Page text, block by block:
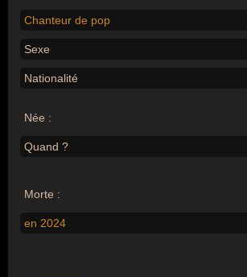
Chanteur de pop
Sexe
Nationalité
Née :
Quand ?
Morte :
en 2024